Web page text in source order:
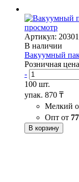
просмотр
Артикул:
В наличии
Вакуумный
Розничная
-
100 шт.
упак. 870 ₸
Мелкий
Опт от 77
В корзину